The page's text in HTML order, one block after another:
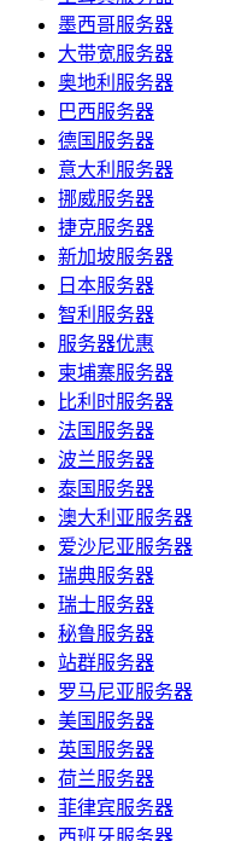
墨西哥服务器
大带宽服务器
奥地利服务器
巴西服务器
德国服务器
意大利服务器
挪威服务器
捷克服务器
新加坡服务器
日本服务器
智利服务器
服务器优惠
柬埔寨服务器
比利时服务器
法国服务器
波兰服务器
泰国服务器
澳大利亚服务器
爱沙尼亚服务器
瑞典服务器
瑞士服务器
秘鲁服务器
站群服务器
罗马尼亚服务器
美国服务器
英国服务器
荷兰服务器
菲律宾服务器
西班牙服务器